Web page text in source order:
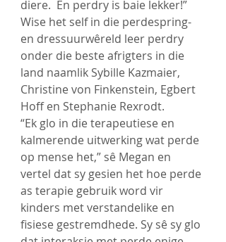
diere.  En perdry is baie lekker!”
Wise het self in die perdespring-
en dressuurwêreld leer perdry
onder die beste afrigters in die
land naamlik Sybille Kazmaier,
Christine von Finkenstein, Egbert
Hoff en Stephanie Rexrodt.
“Ek glo in die terapeutiese en
kalmerende uitwerking wat perde
op mense het,” sê Megan en
vertel dat sy gesien het hoe perde
as terapie gebruik word vir
kinders met verstandelike en
fisiese gestremdhede. Sy sê sy glo